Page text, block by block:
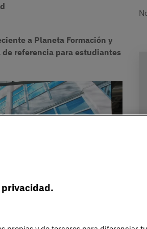
a Planeta Formación y
referencia para estudiantes
privacidad.